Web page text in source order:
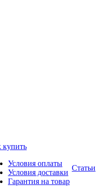
купить
Условия оплаты
Условия доставки
Гарантия на товар
Статьи